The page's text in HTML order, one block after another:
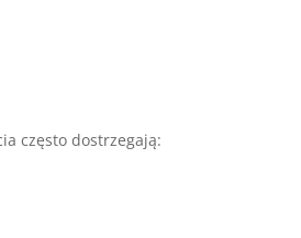
często dostrzegają: